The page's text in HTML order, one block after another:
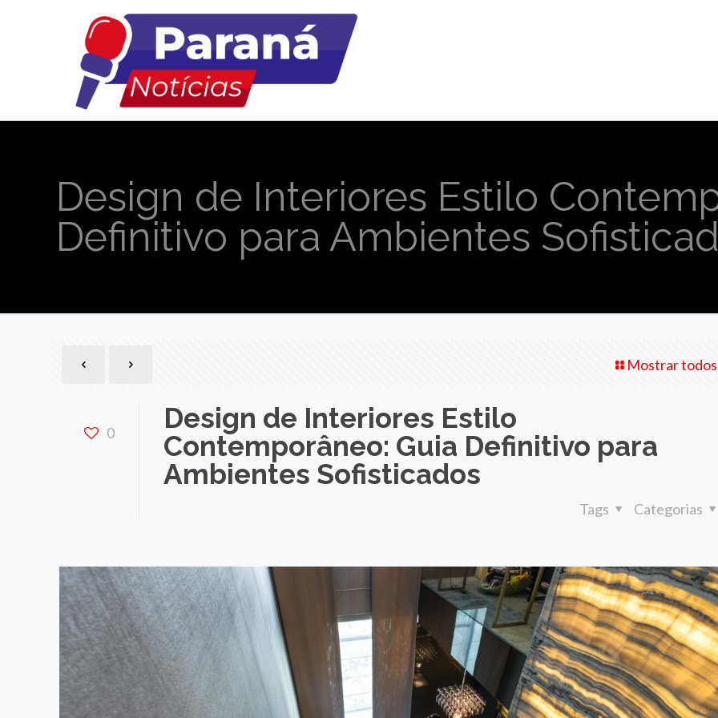
Design de Interiores Estilo
Definitivo para Ambientes
Mostrar todos
0
Design de Interiores Estilo
Contemporâneo: Guia Definitivo para
Ambientes Sofisticados
Categorias
Tags